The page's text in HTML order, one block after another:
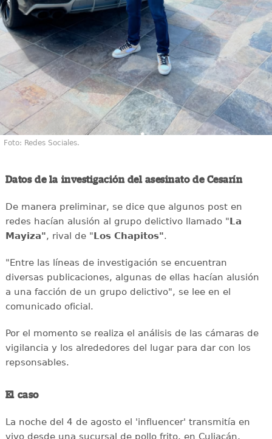
Foto: Redes Sociales.
Datos de la investigación del asesinato de Cesarín
De manera preliminar, se dice que algunos post en
redes hacían alusión al grupo delictivo llamado "La
Mayiza", rival de "Los Chapitos".
"Entre las líneas de investigación se encuentran
diversas publicaciones, algunas de ellas hacían alusión
a una facción de un grupo delictivo", se lee en el
comunicado oficial.
Por el momento se realiza el análisis de las cámaras de
vigilancia y los alrededores del lugar para dar con los
repsonsables.
El caso
La noche del 4 de agosto el 'influencer' transmitía en
vivo desde una sucursal de pollo frito, en Culiacán,